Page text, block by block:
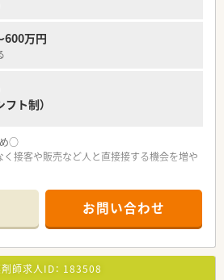
600万円
ト制）
○
く接客や販売など人と直接接する機会を増や
で、地域の方々を深く接していきたい方
お問い合わせ
師求人ID： 183508